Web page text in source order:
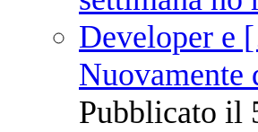
Nuovamente
Pubblicato il